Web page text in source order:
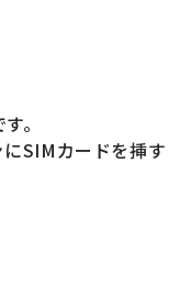
。
SIMカードを挿す